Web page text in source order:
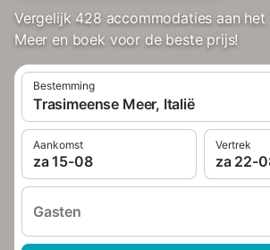
Vergelijk 428 accommodaties aan het
Meer en boek voor de beste prijs!
Bestemming
Trasimeense Meer, Italië
Aankomst
za 15-08
Vertrek
za 22-
Gasten